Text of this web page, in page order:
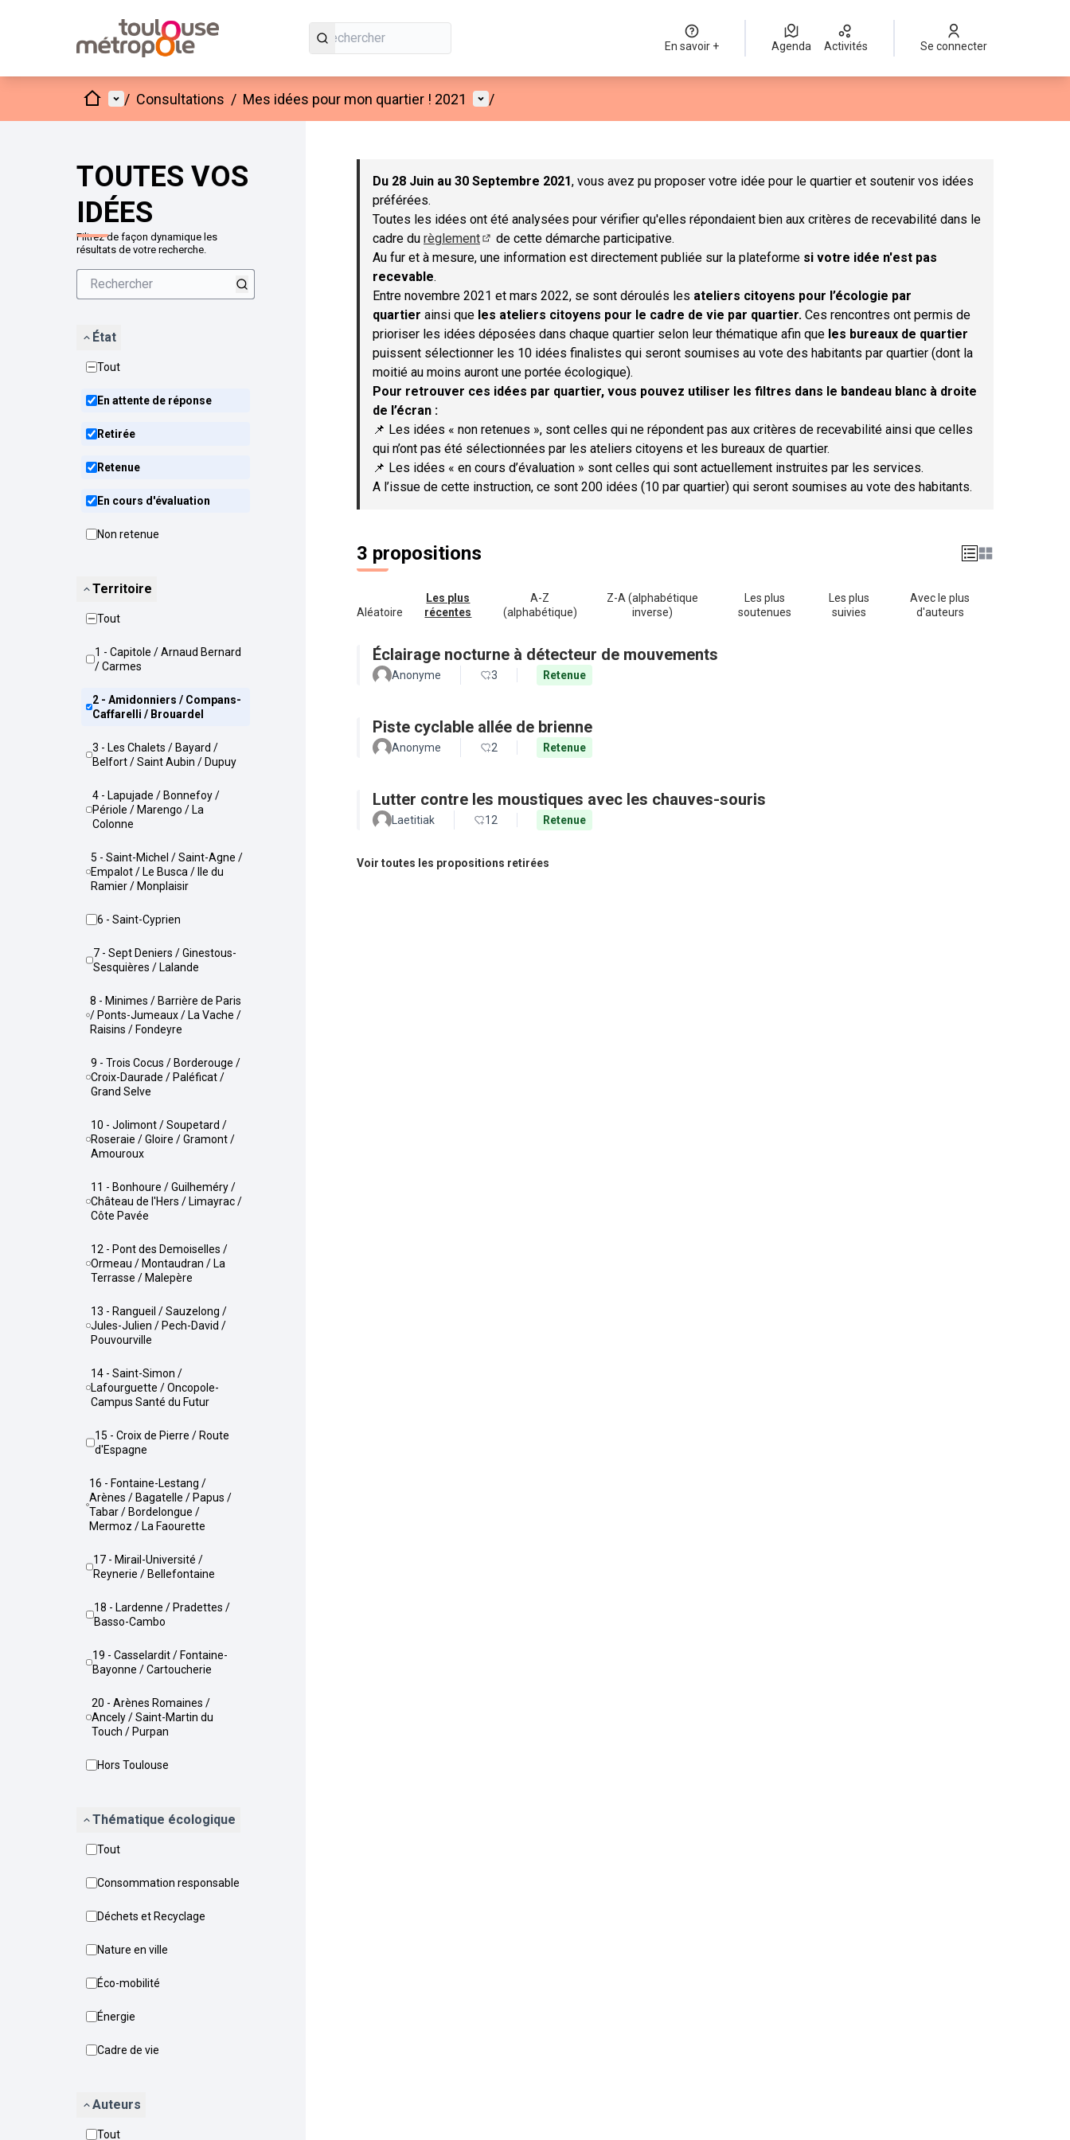
En savoir + Agenda Activités Se connecter
AccueilMenu principal
/ Consultations / Mes idées pour mon quartier ! 2021 Menu utilisateur
/
TOUTES VOS
IDÉES
Filtrez de façon dynamique les
résultats de votre recherche.
État
Tout
En attente de réponse
Retirée
Retenue
En cours d'évaluation
Non retenue
Territoire
Tout
1 - Capitole / Arnaud Bernard
/ Carmes
2 - Amidonniers / Compans-
Caffarelli / Brouardel
3 - Les Chalets / Bayard /
Belfort / Saint Aubin / Dupuy
4 - Lapujade / Bonnefoy /
Périole / Marengo / La
Colonne
5 - Saint-Michel / Saint-Agne /
Empalot / Le Busca / Ile du
Ramier / Monplaisir
6 - Saint-Cyprien
7 - Sept Deniers / Ginestous-
Sesquières / Lalande
8 - Minimes / Barrière de Paris
/ Ponts-Jumeaux / La Vache /
Raisins / Fondeyre
9 - Trois Cocus / Borderouge /
Croix-Daurade / Paléficat /
Grand Selve
10 - Jolimont / Soupetard /
Roseraie / Gloire / Gramont /
Amouroux
11 - Bonhoure / Guilheméry /
Château de l'Hers / Limayrac /
Côte Pavée
12 - Pont des Demoiselles /
Ormeau / Montaudran / La
Terrasse / Malepère
13 - Rangueil / Sauzelong /
Jules-Julien / Pech-David /
Pouvourville
14 - Saint-Simon /
Lafourguette / Oncopole-
Campus Santé du Futur
15 - Croix de Pierre / Route
d'Espagne
16 - Fontaine-Lestang /
Arènes / Bagatelle / Papus /
Tabar / Bordelongue /
Mermoz / La Faourette
17 - Mirail-Université /
Reynerie / Bellefontaine
18 - Lardenne / Pradettes /
Basso-Cambo
19 - Casselardit / Fontaine-
Bayonne / Cartoucherie
20 - Arènes Romaines /
Ancely / Saint-Martin du
Touch / Purpan
Hors Toulouse
Thématique écologique
Tout
Consommation responsable
Déchets et Recyclage
Nature en ville
Éco-mobilité
Énergie
Cadre de vie
Auteurs
Tout
Passer la carte
Du 28 Juin au 30 Septembre 2021, vous avez pu proposer votre idée pour le quartier et soutenir vos idées
préférées.
Toutes les idées ont été analysées pour vérifier qu'elles répondaient bien aux critères de recevabilité dans le
cadre du règlement
(S'ouvre dans un nouvel onglet)
de cette démarche participative.
Au fur et à mesure, une information est directement publiée sur la plateforme si votre idée n'est pas
recevable.
Entre novembre 2021 et mars 2022, se sont déroulés les ateliers citoyens pour l’écologie par
quartier ainsi que les ateliers citoyens pour le cadre de vie par quartier. Ces rencontres ont permis de
prioriser les idées déposées dans chaque quartier selon leur thématique afin que les bureaux de quartier
puissent sélectionner les 10 idées finalistes qui seront soumises au vote des habitants par quartier (dont la
moitié au moins auront une portée écologique).
Pour retrouver ces idées par quartier, vous pouvez utiliser les filtres dans le bandeau blanc à droite
de l’écran :
📌 Les idées « non retenues », sont celles qui ne répondent pas aux critères de recevabilité ainsi que celles
qui n’ont pas été sélectionnées par les ateliers citoyens et les bureaux de quartier.
📌 Les idées « en cours d’évaluation » sont celles qui sont actuellement instruites par les services.
A l’issue de cette instruction, ce sont 200 idées (10 par quartier) qui seront soumises au vote des habitants.
3 propositions
Aléatoire
Les plus
récentes
A-Z
(alphabétique)
Z-A (alphabétique
inverse)
Les plus
soutenues
Les plus
suivies
Avec le plus
d'auteurs
Éclairage nocturne à détecteur de mouvements
Anonyme 3 Retenue
Piste cyclable allée de brienne
Anonyme 2 Retenue
Lutter contre les moustiques avec les chauves-souris
Laetitiak 12 Retenue
Voir toutes les propositions retirées